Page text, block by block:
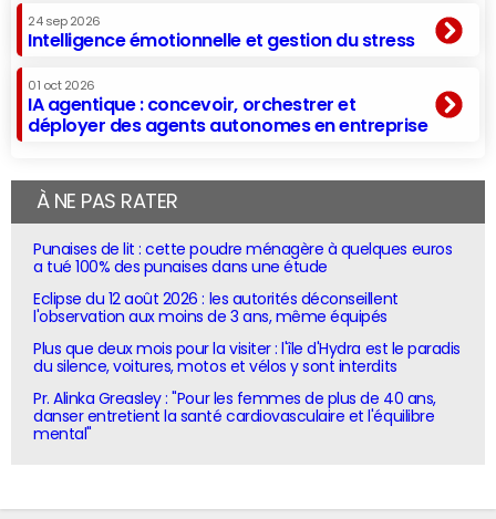
24 sep 2026
Intelligence émotionnelle et gestion du stress
01 oct 2026
IA agentique : concevoir, orchestrer et
déployer des agents autonomes en entreprise
À NE PAS RATER
Punaises de lit : cette poudre ménagère à quelques euros
a tué 100% des punaises dans une étude
Eclipse du 12 août 2026 : les autorités déconseillent
l'observation aux moins de 3 ans, même équipés
Plus que deux mois pour la visiter : l'île d'Hydra est le paradis
du silence, voitures, motos et vélos y sont interdits
Pr. Alinka Greasley : "Pour les femmes de plus de 40 ans,
danser entretient la santé cardiovasculaire et l'équilibre
mental"